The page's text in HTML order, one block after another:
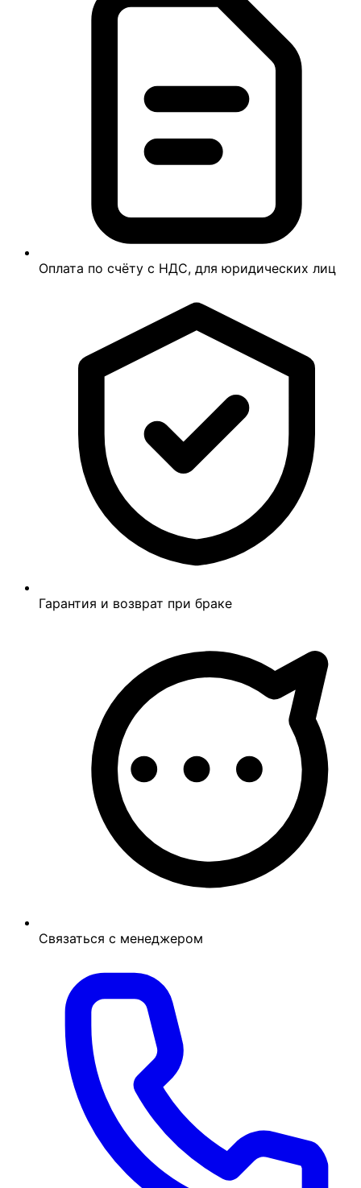
Оплата по счёту с НДС, для юридических лиц
Гарантия и возврат при браке
Связаться с менеджером